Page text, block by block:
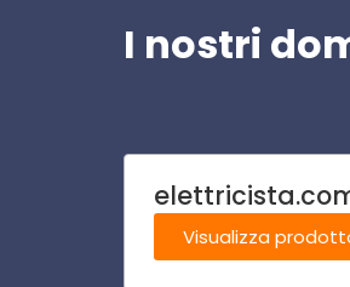
I nostri
Visualizza